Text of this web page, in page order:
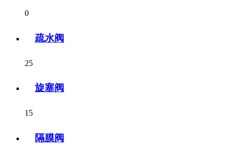
0
疏水阀
25
旋塞阀
15
隔膜阀